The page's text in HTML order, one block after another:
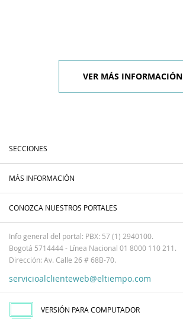
VER MÁS INFORMACIÓN
SECCIONES
MÁS INFORMACIÓN
CONOZCA NUESTROS PORTALES
Info general del portal: PBX: 57 (1) 2940100.
Bogotá 5714444 - Línea Nacional 01 8000 110 211.
Dirección: Av. Calle 26 # 68B-70.
servicioalclienteweb@eltiempo.com
VERSIÓN PARA COMPUTADOR